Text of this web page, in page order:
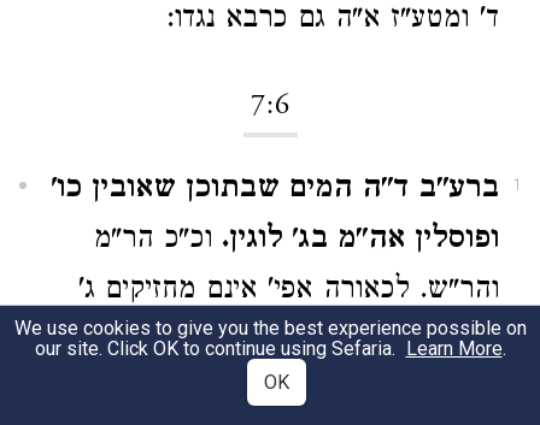
ד' ומטע"ז א"ה גם כרבא נגדו:
7:6
1
ברע"ב ד"ה המים שבתוכן שאובין כו'
ופוסלין אה"מ בג' לוגין. וכ"כ הר"מ
והר"ש. לכאורה אפי' אינם מחזיקים ג'
לוגין מ"מ אינם ראויין להשלים כדלעיל
במ"ב. ואולי דלזה לא תהני אפי' יעלם
We use cookies to give you the best experience possible on
our site. Click OK to continue using Sefaria. Learn More.
OK